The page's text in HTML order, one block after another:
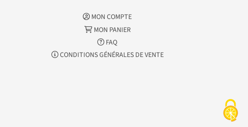
MON COMPTE
MON PANIER
FAQ
CONDITIONS GÉNÉRALES DE VENTE